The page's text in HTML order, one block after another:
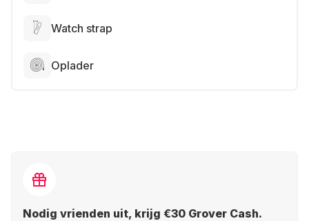
Watch strap
Oplader
Nodig vrienden uit, krijg €30 Grover Cash.